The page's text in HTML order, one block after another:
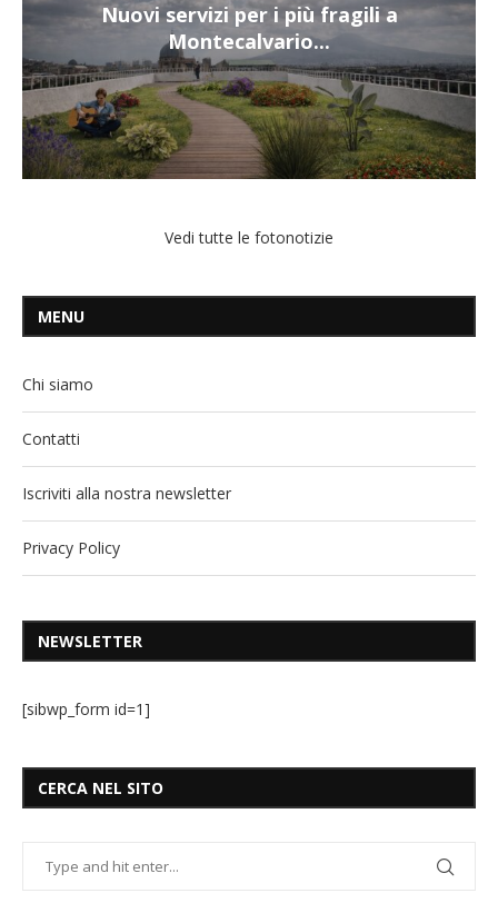
Nuovi servizi per i più fragili a
Montecalvario...
Vedi tutte le fotonotizie
MENU
Chi siamo
Contatti
Iscriviti alla nostra newsletter
Privacy Policy
NEWSLETTER
[sibwp_form id=1]
CERCA NEL SITO